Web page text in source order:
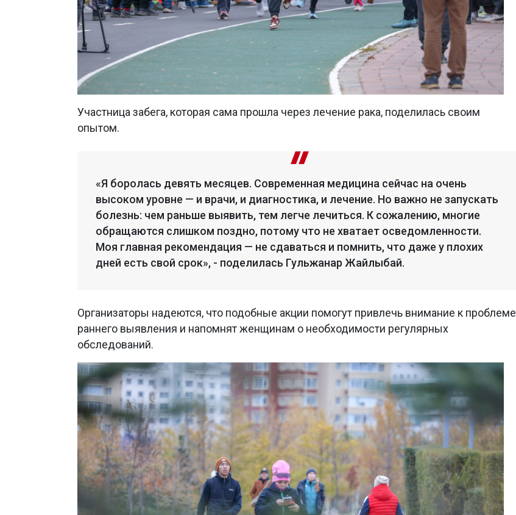
Участница забега, которая сама прошла через лечение рака, поделилась своим
опытом.
«Я боролась девять месяцев. Современная медицина сейчас на очень
высоком уровне — и врачи, и диагностика, и лечение. Но важно не запускать
болезнь: чем раньше выявить, тем легче лечиться. К сожалению, многие
обращаются слишком поздно, потому что не хватает осведомленности.
Моя главная рекомендация — не сдаваться и помнить, что даже у плохих
дней есть свой срок», - поделилась Гульжанар Жайлыбай.
Организаторы надеются, что подобные акции помогут привлечь внимание к проблеме
раннего выявления и напомнят женщинам о необходимости регулярных
обследований.